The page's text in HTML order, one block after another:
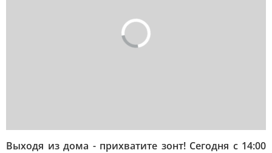
Выходя из дома - прихватите зонт! Сегодня с 14:00